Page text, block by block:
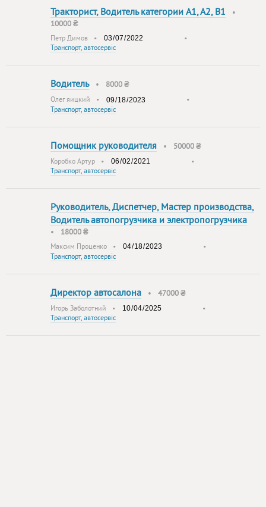
Тракторист, Водитель категории A1, A2, B1 •
10000 ₴
Петр Димов •
•
Транспорт, автосервіс
Водитель• 8000 ₴
Олег яицкий •
•
Транспорт, автосервіс
Помощник руководителя • 50000 ₴
Коробко Артур •
•
Транспорт, автосервіс
Руководитель, Диспетчер, Мастер производства,
Водитель автопогрузчика и электропогрузчика
• 18000 ₴
Максим Проценко •
•
Транспорт, автосервіс
Директор автосалона • 47000 ₴
Игорь Заболотний •
•
Транспорт, автосервіс